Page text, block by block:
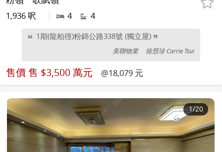
1,936 呎 | 4 4
1期(龍柏徑)粉錦公路338號 (獨立屋)
美聯物業 徐慧珍 Carrie Tsui
售價 售 $3,500 萬元 @18,079 元
1/20